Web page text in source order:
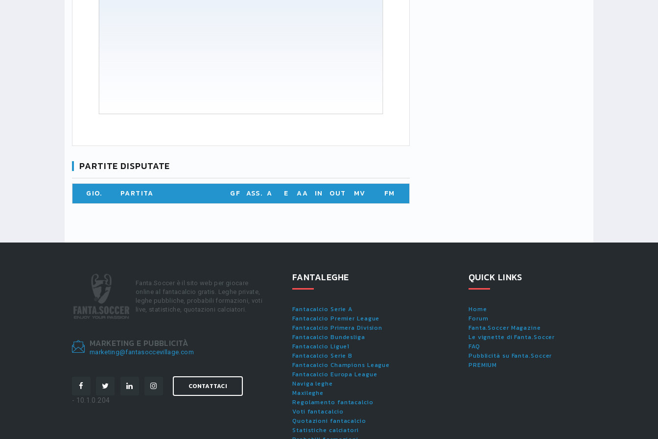
PARTITE DISPUTATE
GIO. PARTITA GF ASS. A E AA IN OUT MV FM
Fanta.Soccer è il sito web per giocare
online al fantacalcio gratis. Leghe private,
leghe pubbliche, probabili formazioni, voti
live, statistiche, quotazioni calciatori.
MARKETING E PUBBLICITÀ
marketing@fantasoccevillage.com
CONTATTACI
- 10.1.0.204
FANTALEGHE
Fantacalcio Serie A
Fantacalcio Premier League
Fantacalcio Primera Division
Fantacalcio Bundesliga
Fantacalcio Ligue1
Fantacalcio Serie B
Fantacalcio Champions League
Fantacalcio Europa League
Naviga leghe
Maxileghe
Regolamento fantacalcio
Voti fantacalcio
Quotazioni fantacalcio
Statistiche calciatori
QUICK LINKS
Home
Forum
Fanta.Soccer Magazine
Le vignette di Fanta.Soccer
FAQ
Pubblicità su Fanta.Soccer
PREMIUM